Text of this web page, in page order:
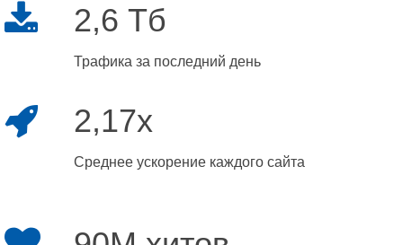
2,6 Тб
Трафика за последний день
2,17x
Среднее ускорение каждого сайта